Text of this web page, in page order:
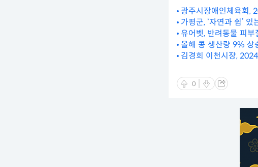
광주시장애인체육회,
가평군, ‘자연과 쉼’
유어벳, 반려동물 피부
올해 콩 생산량 9%
김경희 이천시장,
0